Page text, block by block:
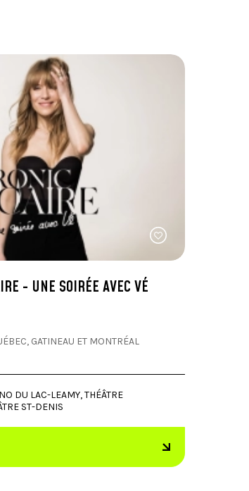
- UNE SOIRÉE AVEC VÉ
GATINEAU ET MONTRÉAL
DU LAC-LEAMY, THÉÂTRE
ST-DENIS